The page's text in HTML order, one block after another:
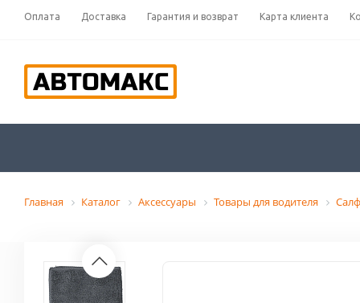
Оплата Доставка Гарантия и возврат Карта клиента
Главная Каталог Аксессуары Товары для водителя